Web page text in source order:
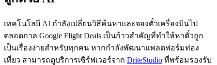
เทคโนโลยี AI กำลังเปลี่ยนวิธีค้นหาและจองตั๋วเครื่องบินไป
ตลอดกาล Google Flight Deals เป็นก้าวสำคัญที่ทำให้หาตั๋วถูก
เป็นเรื่องง่ายสำหรับทุกคน หากกำลังพัฒนาแพลตฟอร์มท่อง
เที่ยว สามารถดูบริการเซิร์ฟเวอร์จาก DriteStudio ที่พร้อมรองรับ